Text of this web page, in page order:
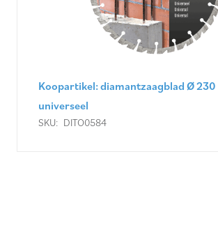
Verbruik 0,5 mm CARAT
beton Brilliant CSB Ø 230 mm
SKU: DITO1155